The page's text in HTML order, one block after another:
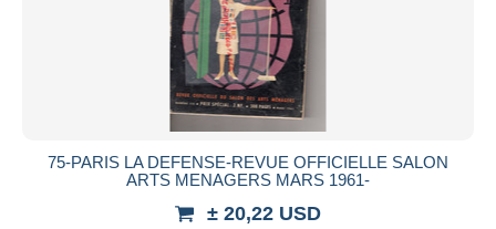
75-PARIS LA DEFENSE-REVUE OFFICIELLE SALON
ARTS MENAGERS MARS 1961-
± 20,22 USD